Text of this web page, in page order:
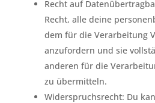
Recht auf
Recht, alle deine
dem für die Verarbeitung
anzufordern und sie
anderen für die
zu übermitteln.
Widerspruchsrecht: Du